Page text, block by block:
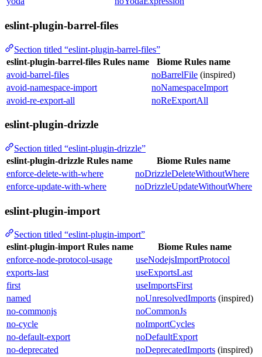
eslint-plugin-barrel-files
Section titled “eslint-plugin-barrel-files”
eslint-plugin-barrel-files Rules name
Biome Rules name
avoid-barrel-files
noBarrelFile (inspired)
avoid-namespace-import
noNamespaceImport
avoid-re-export-all
noReExportAll
eslint-plugin-drizzle
Section titled “eslint-plugin-drizzle”
eslint-plugin-drizzle Rules name
Biome Rules name
enforce-delete-with-where
noDrizzleDeleteWithoutWhere
enforce-update-with-where
noDrizzleUpdateWithoutWhere
eslint-plugin-import
Section titled “eslint-plugin-import”
eslint-plugin-import Rules name
Biome Rules name
enforce-node-protocol-usage
useNodejsImportProtocol
exports-last
useExportsLast
first
useImportsFirst
named
noUnresolvedImports (inspired)
no-commonjs
noCommonJs
no-cycle
noImportCycles
no-default-export
noDefaultExport
no-deprecated
noDeprecatedImports (inspired)